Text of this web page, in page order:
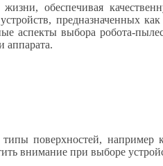
обеспечивая
предназначенных
аспекты выбора робота-
аппарата.
поверхностей, например
внимание при выборе